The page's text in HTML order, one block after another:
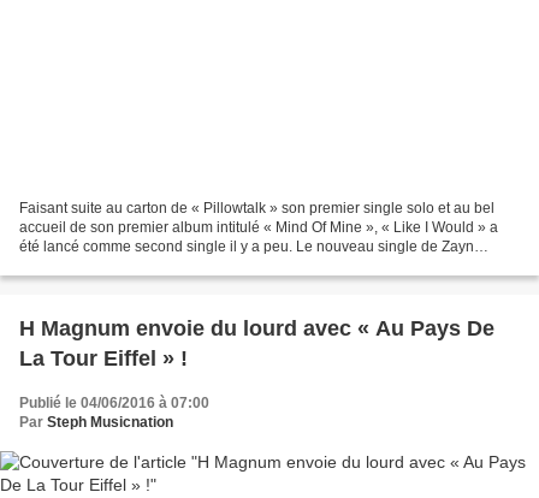
Faisant suite au carton de « Pillowtalk » son premier single solo et au bel
accueil de son premier album intitulé « Mind Of Mine », « Like I Would » a
été lancé comme second single il y a peu. Le nouveau single de Zayn
H Magnum envoie du lourd avec « Au Pays De
La Tour Eiffel » !
Publié le 04/06/2016 à 07:00
Par Steph Musicnation